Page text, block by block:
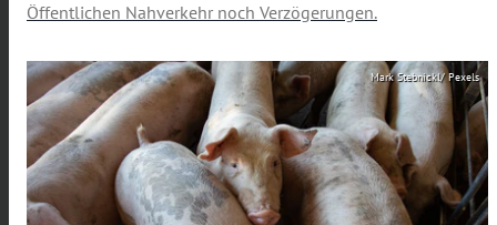
Öffentlichen Nahverkehr noch Verzögerungen.
Mark Stebnickl/ Pexels